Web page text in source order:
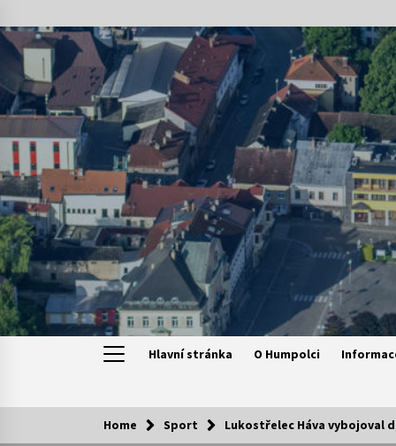
to
content
Hlavní stránka O Humpolci
Kam za kulturou?
Home Sport Lukostřelec Háva vybojoval